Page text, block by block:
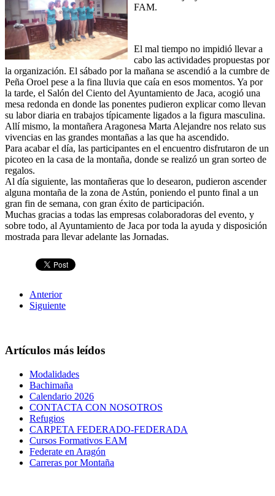
FAM.
El mal tiempo no impidió llevar a
cabo las actividades propuestas por
la organización. El sábado por la mañana se ascendió a la cumbre de
Peña Oroel pese a la fina lluvia que caía en esos momentos. Ya por
la tarde, el Salón del Ciento del Ayuntamiento de Jaca, acogió una
mesa redonda en donde las ponentes pudieron explicar como llevan
su labor diaria en trabajos típicamente ligados a la figura masculina.
Allí mismo, la montañera Aragonesa Marta Alejandre nos relato sus
vivencias en las grandes montañas a las que ha ascendido.
Para acabar el día, las participantes en el encuentro disfrutaron de un
picoteo en la casa de la montaña, donde se realizó un gran sorteo de
regalos.
Al día siguiente, las montañeras que lo desearon, pudieron ascender
alguna montaña de la zona de Astún, poniendo el punto final a un
gran fin de semana, con gran éxito de participación.
Muchas gracias a todas las empresas colaboradoras del evento, y
sobre todo, al Ayuntamiento de Jaca por toda la ayuda y disposición
mostrada para llevar adelante las Jornadas.
Anterior
Siguiente
Artículos más leídos
Modalidades
Bachimaña
Calendario 2026
CONTACTA CON NOSOTROS
Refugios
CARPETA FEDERADO-FEDERADA
Cursos Formativos EAM
Federate en Aragón
Carreras por Montaña